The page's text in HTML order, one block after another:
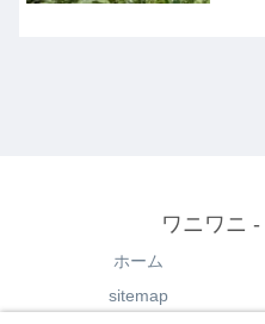
ワニワニ
ホーム
sitemap